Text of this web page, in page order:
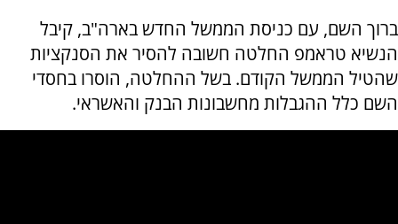
ברוך השם, עם כניסת הממשל החדש בארה"ב, קיבל
הנשיא טראמפ החלטה חשובה להסיר את הסנקציות
שהטיל הממשל הקודם. בשל ההחלטה, הוסרו בחסדי
השם כלל ההגבלות מחשבונות הבנק והאשראי.